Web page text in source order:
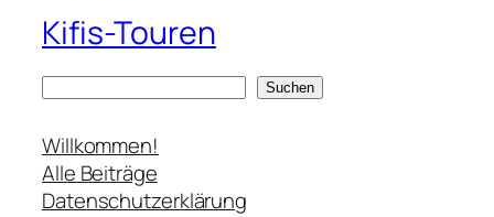
Kifis-Touren
c
h
e
Suchen
Willkommen!
Alle Beiträge
Datenschutzerklärung